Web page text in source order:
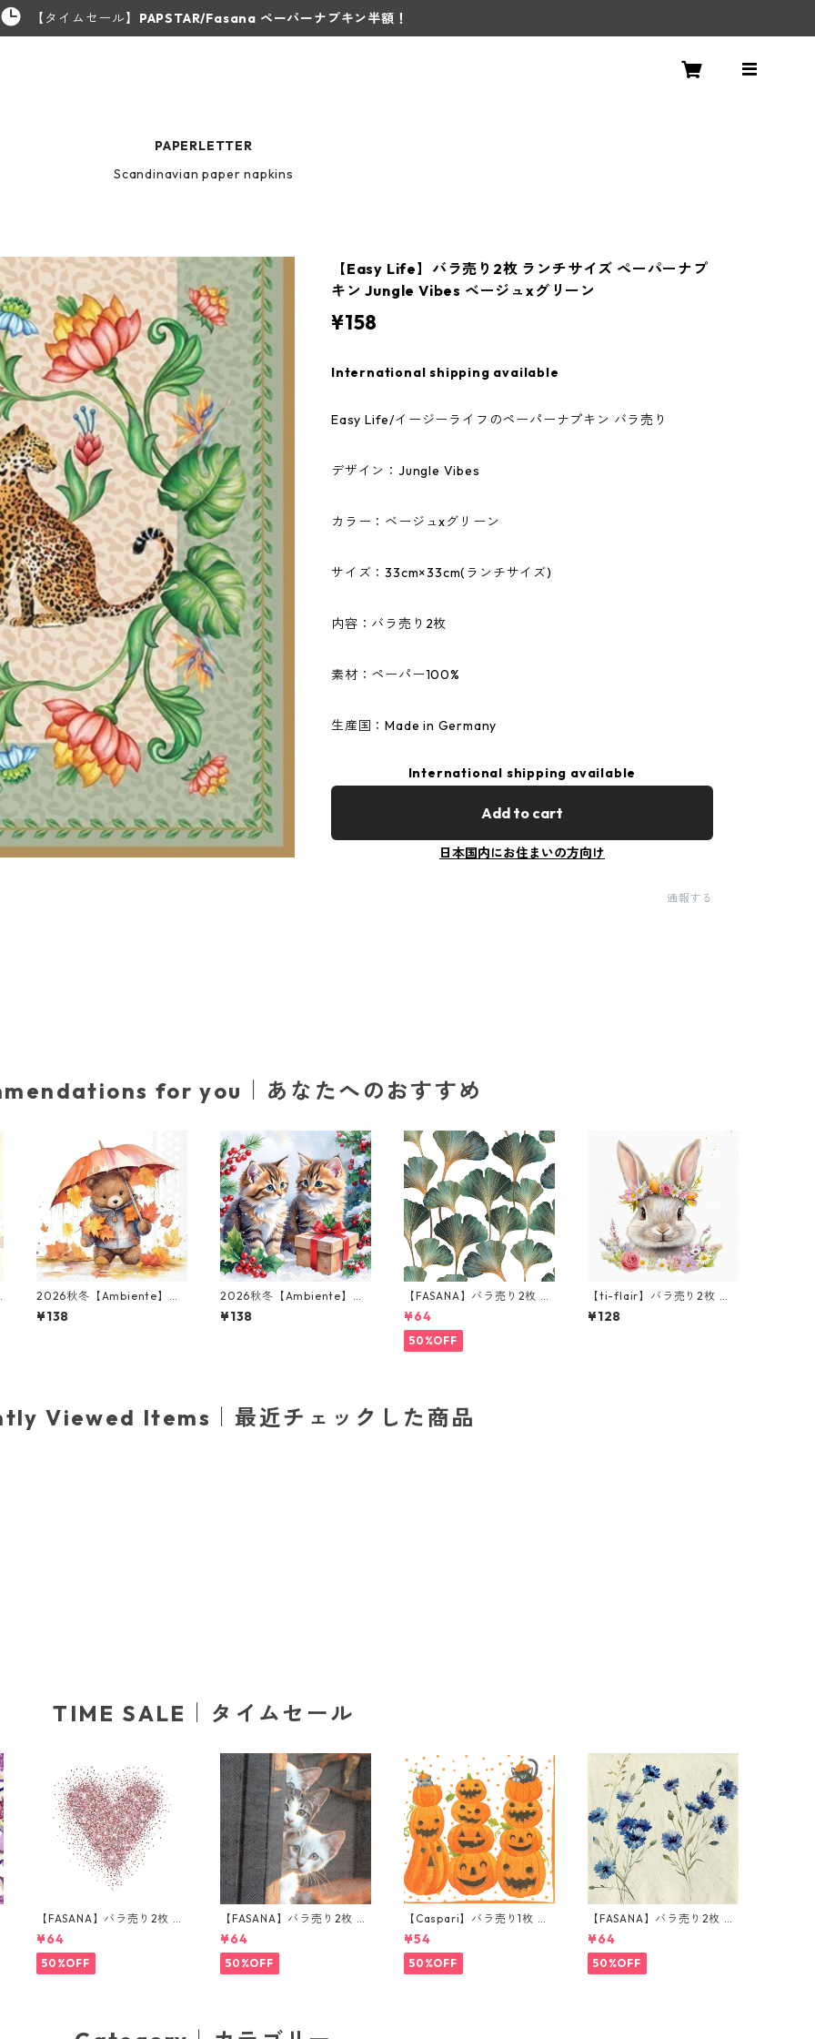
【タイムセール】 PAPSTAR/Fasana ペーパーナプキン半額！
PAPERLETTER
Scandinavian paper napkins
【Easy Life】バラ売り2枚 ランチサイズ ペーパーナプ
キン Jungle Vibes ベージュxグリーン
¥158
International shipping available
Easy Life/イージーライフのペーパーナプキン バラ売り
デザイン：Jungle Vibes
カラー：ベージュxグリーン
サイズ：33cm×33cm(ランチサイズ)
内容：バラ売り2枚
素材：ペーパー100%
生産国：Made in Germany
International shipping available
Add to cart
日本国内にお住まいの方向け
通報する
for you｜あなたへのおすすめ
2026秋冬【Ambiente】バ
ラ売り2枚 ランチサイズ ペ
ーパーナプキン Umbrella B
¥138
2026秋冬【Ambiente】バ
ラ売り2枚 ランチサイズ ペ
ーパーナプキン Kitty Gift
¥138
【FASANA】バラ売り2枚 ラ
ンチサイズ ペーパーナプキ
ン Ginkgo deluxe ホワイト
¥64
50%OFF
【ti-flair】バラ売り2枚 ラ
ンチサイズ ペーパーナプキ
ンConiglietto Floreale ホ
¥128
Viewed Items｜最近チェックした商品
TIME SALE｜タイムセール
【FASANA】バラ売り2枚 ラ
ンチサイズ ペーパーナプキ
ン Glitter love ホワイト
¥64
50%OFF
【FASANA】バラ売り2枚 ラ
ンチサイズ ペーパーナプキ
ン Three Friends グレー
¥64
50%OFF
【Caspari】バラ売り1枚 ラ
ンチサイズ ペーパーナプキ
ン JACK O'LANTERNS ホワ
イト
¥54
50%OFF
【FASANA】バラ売り2枚 ラ
ンチサイズ ペーパーナプキ
ン Cornflower ナチュラル
¥64
50%OFF